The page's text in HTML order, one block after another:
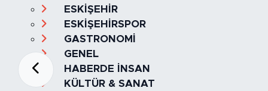
ESKİŞEHİR
ESKİŞEHİRSPOR
GASTRONOMİ
GENEL
HABERDE İNSAN
KÜLTÜR & SANAT